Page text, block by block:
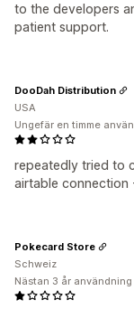
to the developers
patient support.
repeatedly tried to
airtable connection
DooDah Distribution
USA
Ungefär en timme
Pokecard Store
Schweiz
Nästan 3 år användning